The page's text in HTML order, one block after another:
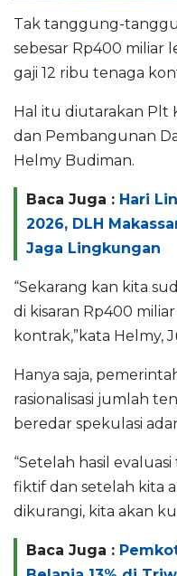
Tak tanggung-
sebesar Rp400 miliar
gaji 12 ribu tenaga
Hal itu diutarakan Plt
dan Pembangunan
Helmy Budiman.
Baca Juga : Hari
2026, DLH
Jaga Lingkungan
“Sekarang kan kita
di kisaran Rp400
kontrak,”kata Helmy,
Hanya saja,
rasionalisasi jumlah
beredar spekulasi
“Setelah hasil
fiktif dan setelah kita
dikurangi, kita akan
Baca Juga :